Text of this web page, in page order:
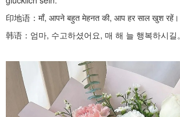
印地语： माँ, आपने बहुत मेहनत की, आप हर साल खुश रहें।
韩语：엄마, 수고하셨어요, 매 해 늘 행복하시길。